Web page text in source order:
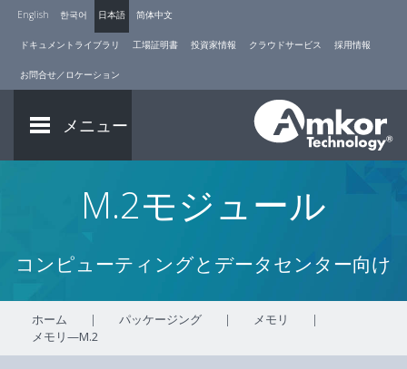
English 한국어 日本語 简体中文
ドキュメントライブラリ 工場証明書 投資家情報 クラウドサービス 採用情報
お問合せ／ロケーション
メニュー
M.2モジュール
コンピューティングとデータセンター向け
ホーム | パッケージング | メモリ
|
メモリ—M.2